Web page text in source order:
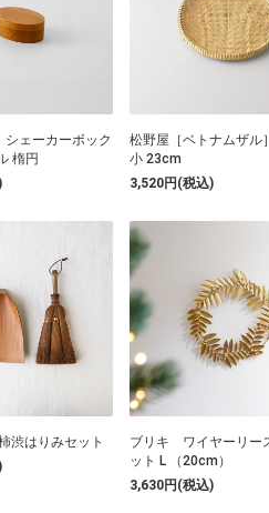
ェーカーボック
楕円
松野屋［ベトナムザル
小 23cm
3,520円(税込)
渋はりみセット
ブリキ ワイヤーリー
ット L （20cm）
3,630円(税込)